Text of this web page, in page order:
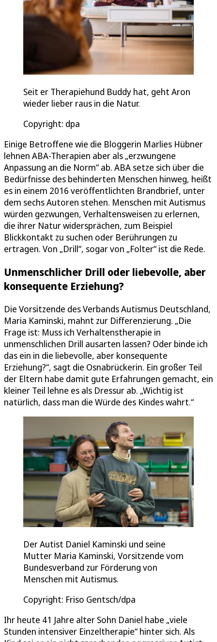
Seit er Therapiehund Buddy hat, geht Aron
wieder lieber raus in die Natur.
Copyright: dpa
Einige Betroffene wie die Bloggerin Marlies Hübner
lehnen ABA-Therapien aber als „erzwungene
Anpassung an die Norm“ ab. ABA setze sich über die
Bedürfnisse des behinderten Menschen hinweg, heißt
es in einem 2016 veröffentlichten Brandbrief, unter
dem sechs Autoren stehen. Menschen mit Autismus
würden gezwungen, Verhaltensweisen zu erlernen,
die ihrer Natur widersprächen, zum Beispiel
Blickkontakt zu suchen oder Berührungen zu
ertragen. Von „Drill“, sogar von „Folter“ ist die Rede.
Unmenschlicher Drill oder liebevolle, aber
konsequente Erziehung?
Die Vorsitzende des Verbands Autismus Deutschland,
Maria Kaminski, mahnt zur Differenzierung. „Die
Frage ist: Muss ich Verhaltenstherapie in
unmenschlichen Drill ausarten lassen? Oder binde ich
das ein in die liebevolle, aber konsequente
Erziehung?“, sagt die Osnabrückerin. Ein großer Teil
der Eltern habe damit gute Erfahrungen gemacht, ein
kleiner Teil lehne es als Dressur ab. „Wichtig ist
natürlich, dass man die Würde des Kindes wahrt.“
Der Autist Daniel Kaminski und seine
Mutter Maria Kaminski, Vorsitzende vom
Bundesverband zur Förderung von
Menschen mit Autismus.
Copyright: Friso Gentsch/dpa
Ihr heute 41 Jahre alter Sohn Daniel habe „viele
Stunden intensiver Einzeltherapie“ hinter sich. Als